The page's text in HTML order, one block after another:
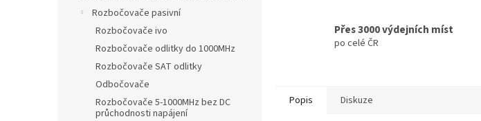
Rozbočovače pasivní
Rozbočovače ivo
Rozbočovače odlitky do 1000MHz
Rozbočovače SAT odlitky
Odbočovače
Rozbočovače 5-1000MHz bez DC
průchodnosti napájení
Přes 3000 výdejních míst
po celé ČR
Popis Diskuze